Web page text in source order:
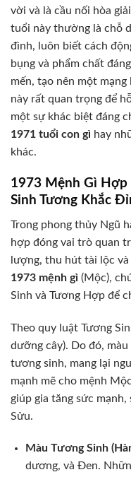
vời và là cầu nối hòa
tuổi này thường là chỗ
đình, luôn biết cách
bụng và phẩm chất
mến, tạo nên một
này rất quan trọng để
một sự khác biệt đáng
1971 tuổi con gì hay
khác.
1973 Mệnh Gì Hợp
Sinh Tương Khắc
Trong phong thủy Ngũ
hợp đóng vai trò quan
lượng, thu hút tài lộc
1973 mệnh gì (Mộc),
Sinh và Tương Hợp để
Theo quy luật Tương
dưỡng cây). Do đó,
tương sinh, mang lại
mạnh mẽ cho mệnh
giúp gia tăng sức
Sửu.
Màu Tương Sinh
dương, và Đen.